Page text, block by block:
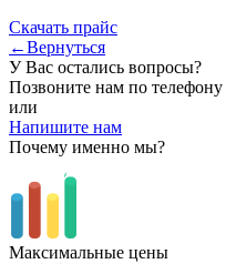
Скачать прайс
←Вернуться
У Вас остались вопросы?
Позвоните нам по телефону
или
Напишите нам
Почему именно мы?
Максимальные цены